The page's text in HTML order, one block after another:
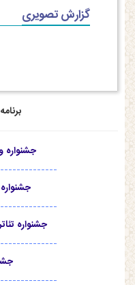
گزارش تصویری
جشنواره
جشنواره